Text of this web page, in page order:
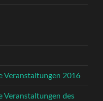
Veranstaltungen 2016
Veranstaltungen des